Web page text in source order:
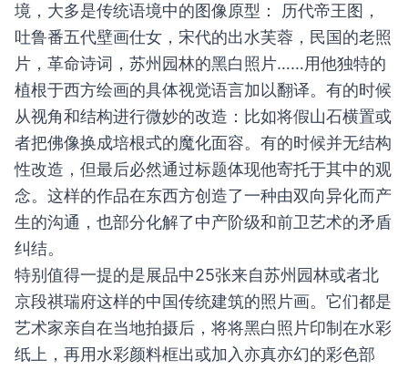
境，大多是传统语境中的图像原型： 历代帝王图，
吐鲁番五代壁画仕女，宋代的出水芙蓉，民国的老照
片，革命诗词，苏州园林的黑白照片……用他独特的
植根于西方绘画的具体视觉语言加以翻译。有的时候
从视角和结构进行微妙的改造：比如将假山石横置或
者把佛像换成培根式的魔化面容。有的时候并无结构
性改造，但最后必然通过标题体现他寄托于其中的观
念。这样的作品在东西方创造了一种由双向异化而产
生的沟通，也部分化解了中产阶级和前卫艺术的矛盾
纠结。
特别值得一提的是展品中25张来自苏州园林或者北
京段祺瑞府这样的中国传统建筑的照片画。它们都是
艺术家亲自在当地拍摄后，将将黑白照片印制在水彩
纸上，再用水彩颜料框出或加入亦真亦幻的彩色部